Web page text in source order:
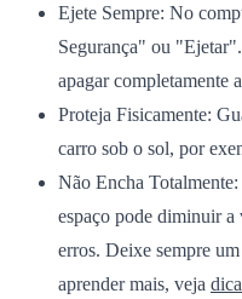
Ejete Sempre: No
Segurança" ou
apagar completamente
Proteja Fisicamente:
carro sob o sol, por
Não Encha Totalmente:
espaço pode diminuir a
erros. Deixe sempre
aprender mais, veja